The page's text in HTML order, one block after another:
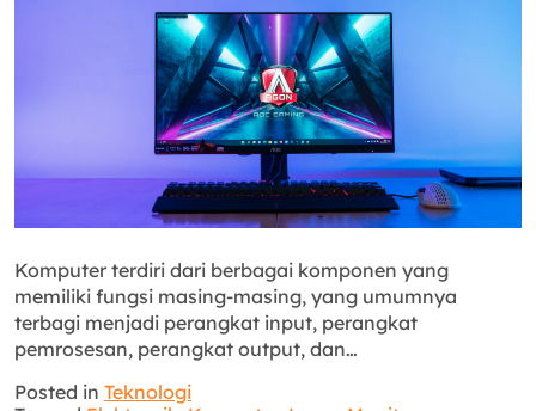
Komputer terdiri dari berbagai komponen yang
memiliki fungsi masing-masing, yang umumnya
terbagi menjadi perangkat input, perangkat
pemrosesan, perangkat output, dan…
Posted in Teknologi